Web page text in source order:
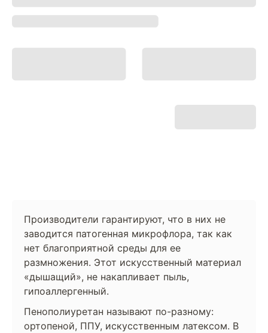
Производители гарантируют, что в них не
заводится патогенная микрофлора, так как
нет благоприятной среды для ее
размножения. Этот искусственный материал
«дышащий», не накапливает пыль,
гипоаллергенный.
Пенополиуретан называют по-разному:
ортопеной, ППУ, искусственным латексом. В